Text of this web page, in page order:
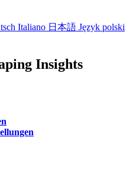
Italiano 日本語 Język polski
Insights